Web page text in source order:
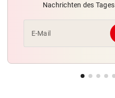
Nachrichten des Tages
E-Mail